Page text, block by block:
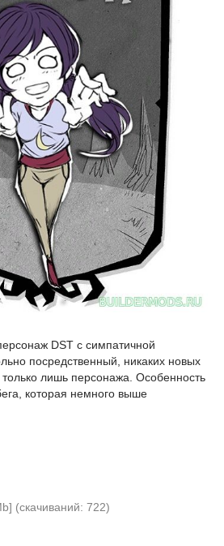
DST с симпатичной
посредственный, никаких новых
лишь персонажа. Особенность
которая немного выше
(cкачиваний: 722)